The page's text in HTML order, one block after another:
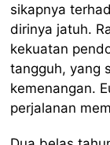
sikapnya
dirinya jatuh.
kekuatan
tangguh, yang
kemenangan.
perjalanan